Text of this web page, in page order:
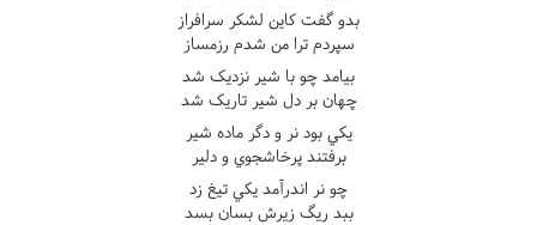
بدو گفت کاين لشکر سرافراز
سپردم ترا من شدم رزمساز
بيامد چو با شير نزديک شد
چهان بر دل شير تاريک شد
يکي بود نر و دگر ماده شير
برفتند پرخاشجوي و دلير
چو نر اندرآمد يکي تيغ زد
ببد ريگ زيرش بسان بسد